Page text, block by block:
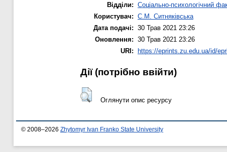
Відділи: Соціально-психологічний
Користувач: С.М. Ситняківська
Дата подачі: 30 Трав 2021 23:26
Оновлення: 30 Трав 2021 23:26
URI: https://eprints.zu.edu.ua/id/
Дії ​​(потрібно ввійти)
Оглянути опис ресурсу
© 2008–2026 Zhytomyr Ivan Franko State University